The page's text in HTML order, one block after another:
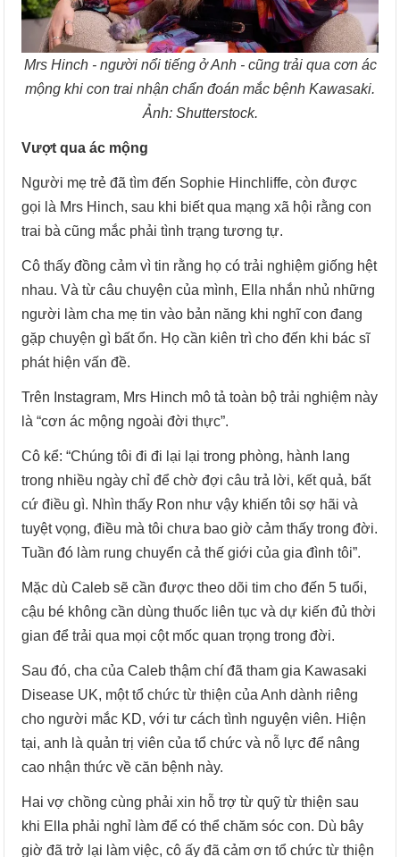
Mrs Hinch - người nổi tiếng ở Anh - cũng trải qua cơn ác
mộng khi con trai nhận chẩn đoán mắc bệnh Kawasaki.
Ảnh: Shutterstock.
Vượt qua ác mộng
Người mẹ trẻ đã tìm đến Sophie Hinchliffe, còn được
gọi là Mrs Hinch, sau khi biết qua mạng xã hội rằng con
trai bà cũng mắc phải tình trạng tương tự.
Cô thấy đồng cảm vì tin rằng họ có trải nghiệm giống hệt
nhau. Và từ câu chuyện của mình, Ella nhắn nhủ những
người làm cha mẹ tin vào bản năng khi nghĩ con đang
gặp chuyện gì bất ổn. Họ cần kiên trì cho đến khi bác sĩ
phát hiện vấn đề.
Trên Instagram, Mrs Hinch mô tả toàn bộ trải nghiệm này
là “cơn ác mộng ngoài đời thực”.
Cô kể: “Chúng tôi đi đi lại lại trong phòng, hành lang
trong nhiều ngày chỉ để chờ đợi câu trả lời, kết quả, bất
cứ điều gì. Nhìn thấy Ron như vậy khiến tôi sợ hãi và
tuyệt vọng, điều mà tôi chưa bao giờ cảm thấy trong đời.
Tuần đó làm rung chuyển cả thế giới của gia đình tôi”.
Mặc dù Caleb sẽ cần được theo dõi tim cho đến 5 tuổi,
cậu bé không cần dùng thuốc liên tục và dự kiến đủ thời
gian để trải qua mọi cột mốc quan trọng trong đời.
Sau đó, cha của Caleb thậm chí đã tham gia Kawasaki
Disease UK, một tổ chức từ thiện của Anh dành riêng
cho người mắc KD, với tư cách tình nguyện viên. Hiện
tại, anh là quản trị viên của tổ chức và nỗ lực để nâng
cao nhận thức về căn bệnh này.
Hai vợ chồng cùng phải xin hỗ trợ từ quỹ từ thiện sau
khi Ella phải nghỉ làm để có thể chăm sóc con. Dù bây
giờ đã trở lại làm việc, cô ấy đã cảm ơn tổ chức từ thiện